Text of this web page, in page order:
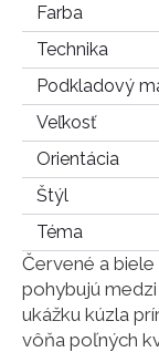
Farba
Technika
Podkladový
Veľkosť
Orientácia
Štýl
Téma
Červené a
pohybujú
ukážku kúzla
vôňa poľných